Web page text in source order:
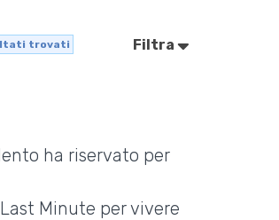
trovati Filtra
ha riservato per
Minute per vivere